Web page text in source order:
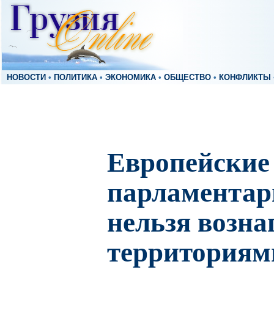
НОВОСТИ • ПОЛИТИКА • ЭКОНОМИКА • ОБЩЕСТВО • КОНФЛИКТЫ
нельзя